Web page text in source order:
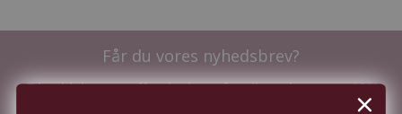
Får du vores nyhedsbrev?
Tilmeld dig nu og få nyhederne før alle andre - samt10%